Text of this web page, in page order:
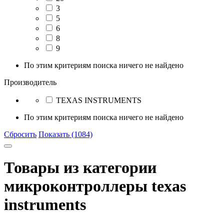
3
5
6
8
9
По этим критериям поиска ничего не найдено
Производитель
TEXAS INSTRUMENTS
По этим критериям поиска ничего не найдено
Сбросить Показать (1084)
Товары из категории
микроконтроллеры texas
instruments